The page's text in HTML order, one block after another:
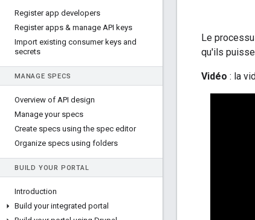
Register app developers
Register apps & manage API keys
Import existing consumer keys and
secrets
MANAGE SPECS
Overview of API design
Manage your specs
Create specs using the spec editor
Organize specs using folders
BUILD YOUR PORTAL
Introduction
Build your integrated portal
Le
qu'ils
Vidéo : la